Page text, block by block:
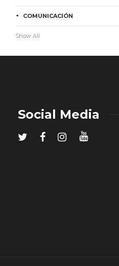
COMUNICACIÓN
Show All
Social Media